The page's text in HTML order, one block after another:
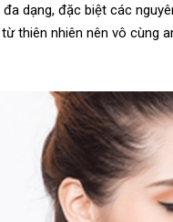
dạng, đặc biệt các
thiên nhiên nên vô cùng